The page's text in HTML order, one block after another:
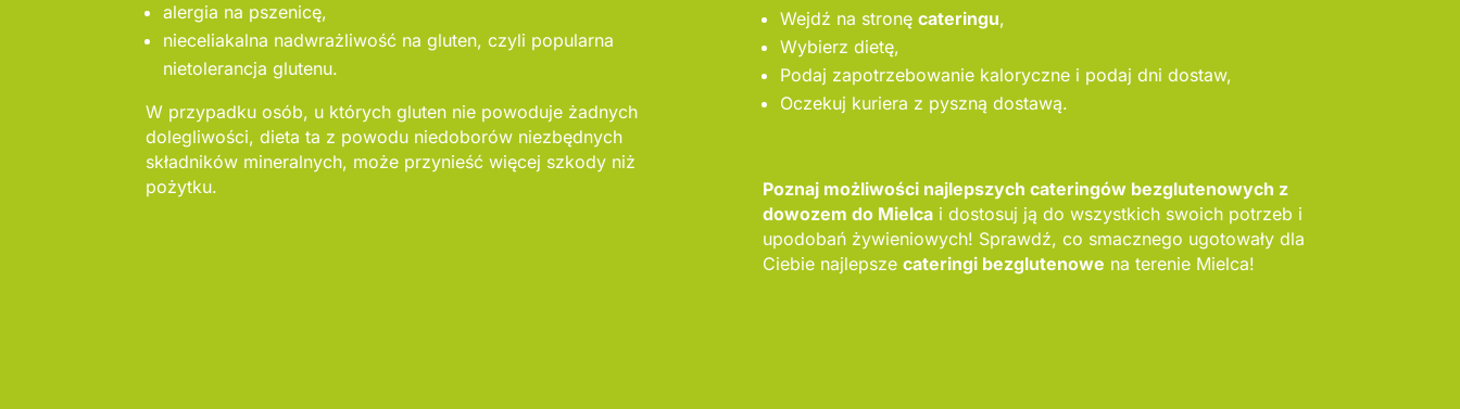
alergia na pszenicę,
nieceliakalna nadwrażliwość na gluten, czyli popularna
nietolerancja glutenu.
W przypadku osób, u których gluten nie powoduje żadnych
dolegliwości, dieta ta z powodu niedoborów niezbędnych
składników mineralnych, może przynieść więcej szkody niż
pożytku.
Wejdź na stronę cateringu,
Wybierz dietę,
Podaj zapotrzebowanie kaloryczne i podaj dni dostaw,
Oczekuj kuriera z pyszną dostawą.
Poznaj możliwości najlepszych cateringów bezglutenowych z
dowozem do Mielcai dostosuj ją do wszystkich swoich potrzeb i
upodobań żywieniowych! Sprawdź, co smacznego ugotowały dla
Ciebie najlepsze cateringi bezglutenowe na terenie Mielca!